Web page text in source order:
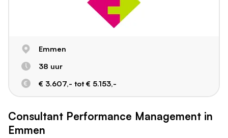
Emmen
38 uur
€ 3.607,- tot € 5.153,-
Consultant Performance Management in
Emmen